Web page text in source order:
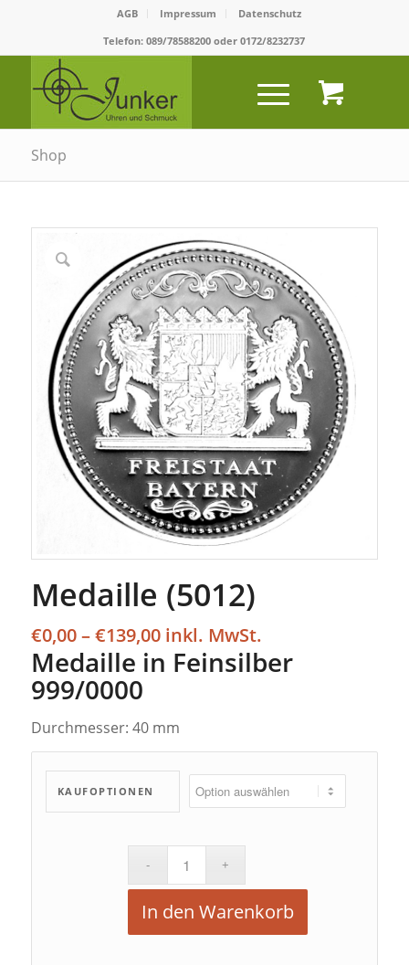
AGB Impressum
Datenschutz
Telefon:089/78588200 oder0172/8232737
Shop
Medaille (5012)
€0,00 –€139,00Preisspanne:
€0,00
bis
Medaille in Feinsilber
999/0000
Durchmesser: 40 mm
KAUFOPTIONEN
In den Warenkorb